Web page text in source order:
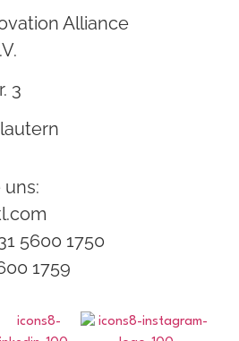
Alliance
3
5600 1750
1759